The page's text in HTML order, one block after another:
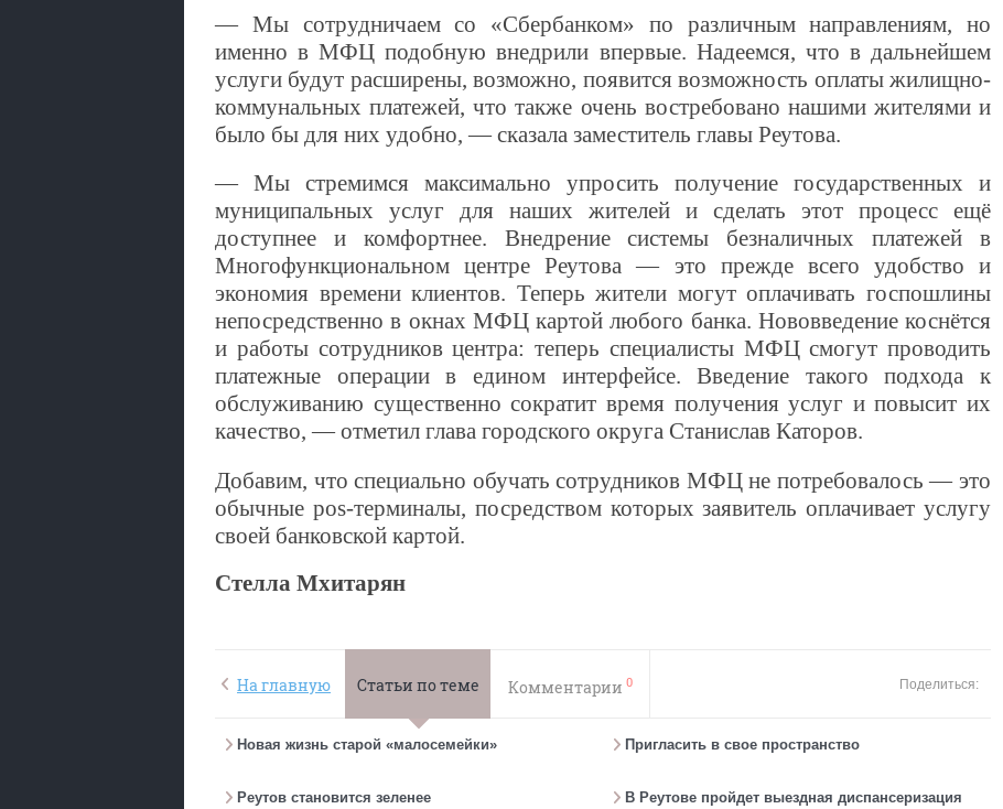
— Мы сотрудничаем со «Сбербанком» по различным направлениям, но
именно в МФЦ подобную внедрили впервые. Надеемся, что в дальнейшем
услуги будут расширены, возможно, появится возможность оплаты жилищно-
коммунальных платежей, что также очень востребовано нашими жителями и
было бы для них удобно, — сказала заместитель главы Реутова.
— Мы стремимся максимально упросить получение государственных и
муниципальных услуг для наших жителей и сделать этот процесс ещё
доступнее и комфортнее. Внедрение системы безналичных платежей в
Многофункциональном центре Реутова — это прежде всего удобство и
экономия времени клиентов. Теперь жители могут оплачивать госпошлины
непосредственно в окнах МФЦ картой любого банка. Нововведение коснётся
и работы сотрудников центра: теперь специалисты МФЦ смогут проводить
платежные операции в едином интерфейсе. Введение такого подхода к
обслуживанию существенно сократит время получения услуг и повысит их
качество, — отметил глава городского округа Станислав Каторов.
Добавим, что специально обучать сотрудников МФЦ не потребовалось — это
обычные pos-терминалы, посредством которых заявитель оплачивает услугу
своей банковской картой.
Стелла Мхитарян
На главную Статьи по теме Комментарии 0 Поделиться:
Новая жизнь старой «малосемейки» Пригласить в свое пространство
Реутов становится зеленее В Реутове пройдет выездная диспансеризация